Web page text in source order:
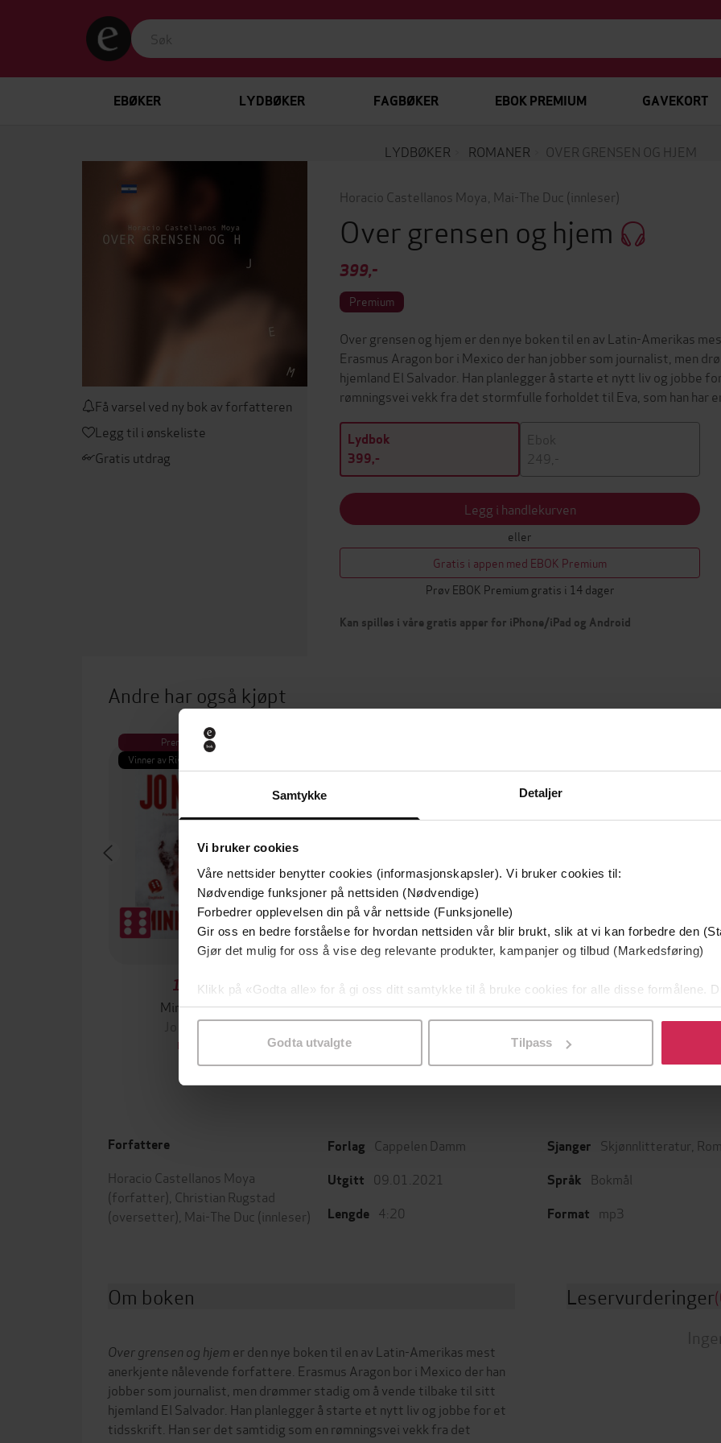
Samtykke Detaljer
Vi bruker cookies
Våre nettsider benytter cookies (informasjonskapsler). Vi bruker cookies til:
Nødvendige funksjoner på nettsiden (Nødvendige)
Forbedrer opplevelsen din på vår nettside (Funksjonelle)
Gir oss en bedre forståelse for hvordan nettsiden vår blir brukt, slik at vi kan forbedre den
Gjør det mulig for oss å vise deg relevante produkter, kampanjer og tilbud (Markedsføring)
Klikk på «Godta alle» for å gi oss ditt samtykke til å bruke cookies for alle disse formålene.
samtykke til spesifikke formål ved å klikke på «Tilpass». Du kan når som helst trekke
Godta utvalgte Tilpass
EBØKER LYDBØKER FAGBØKER EBOK PREMIUM GAVEKORT
LYDBØKER ROMANER OVER GRENSEN OG HJEM
Få varsel ved ny bok av forfatteren
Legg til i ønskeliste
Gratis utdrag
Horacio Castellanos Moya Mai-The Duc (innleser)
Over grensen og hjem
399,-
Premium
Over grensen og hjem er den nye boken til en av Latin-Amerikas
Erasmus Aragon bor i Mexico der han jobber som journalist, men
hjemland El Salvador. Han planlegger å starte et nytt liv og jobbe
rømningsvei vekk fra det stormfulle forholdet til Eva, som han har
Lydbok
399,-
Ebok
249,-
Legg i handlekurven
eller
Gratis i appen med EBOK Premium
Prøv EBOK Premium gratis i 14 dager
Kan spilles i våre gratis apper for iPhone/iPad og Android
Andre har også kjøpt
Premium
Vinner av Rivertonprisen
199,-
Minnesota
Jo Nesbø
EBOK
349,-
Utskudd
Jørn Lier Horst
149,-
En lykkelig familie
Stian Hjelvin Andersen
EBOK
Forfattere
Horacio Castellanos Moya
(forfatter), Christian Rugstad
(oversetter), Mai-The Duc (innleser)
Forlag Cappelen Damm
Utgitt 09.01.2021
Lengde 4:20
Sjanger Skjønnlitteratur
Språk Bokmål
Format mp3
Om boken
Over grensen og hjem er den nye boken til en av Latin-Amerikas mest
anerkjente nålevende forfattere. Erasmus Aragon bor i Mexico der han
jobber som journalist, men drømmer stadig om å vende tilbake til sitt
hjemland El Salvador. Han planlegger å starte et nytt liv og jobbe for et
tidsskrift. Han ser det samtidig som en rømningsvei vekk fra det
Leservurderinger